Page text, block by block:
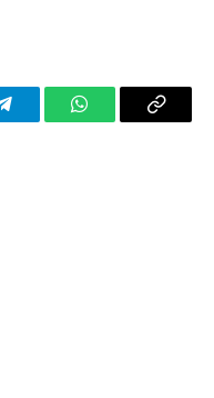
TelegramWhatsAppCopy